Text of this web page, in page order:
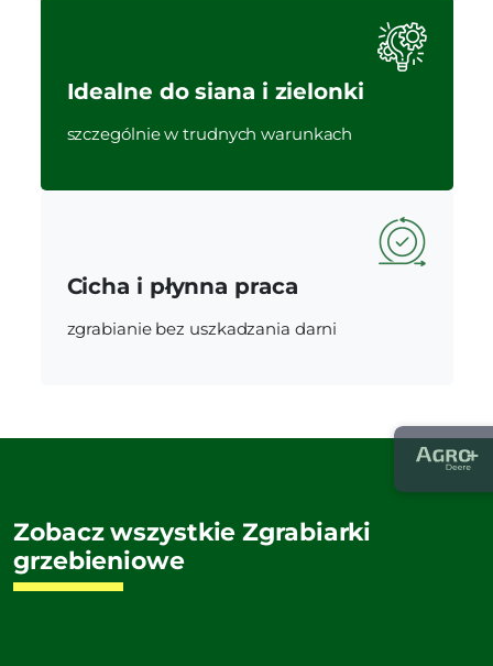
Idealne do siana i zielonki
szczególnie w trudnych warunkach
Cicha i płynna praca
zgrabianie bez uszkadzania darni
Zobacz wszystkie Zgrabiarki
grzebieniowe